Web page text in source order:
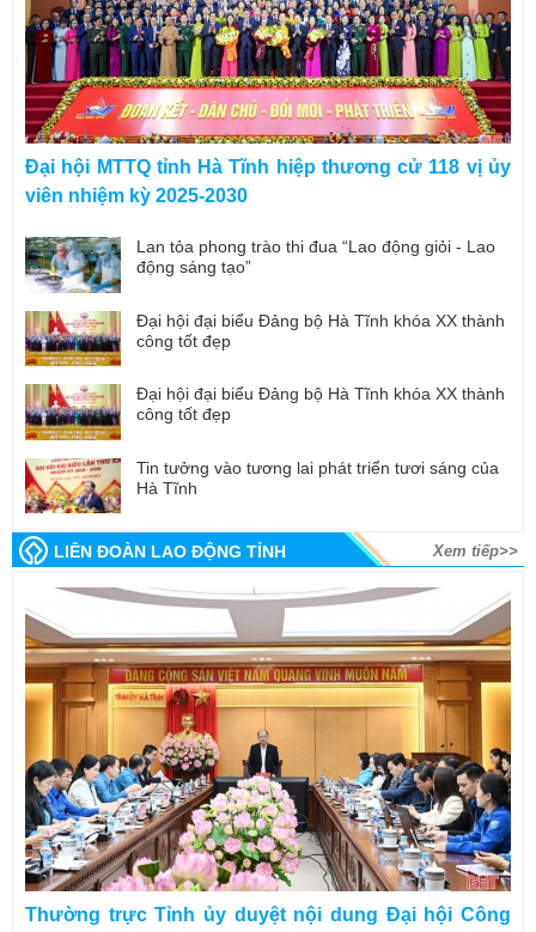
Đại hội MTTQ tỉnh Hà Tĩnh hiệp thương cử 118 vị ủy
viên nhiệm kỳ 2025-2030
Lan tỏa phong trào thi đua “Lao động giỏi - Lao
động sáng tạo”
Đại hội đại biểu Đảng bộ Hà Tĩnh khóa XX thành
công tốt đẹp
Đại hội đại biểu Đảng bộ Hà Tĩnh khóa XX thành
công tốt đẹp
Tin tưởng vào tương lai phát triển tươi sáng của
Hà Tĩnh
LIÊN ĐOÀN LAO ĐỘNG TỈNH Xem tiếp>>
Thường trực Tỉnh ủy duyệt nội dung Đại hội Công